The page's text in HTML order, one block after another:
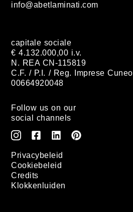
info@abetlaminati.com
capitale sociale
€ 4.132.000,00 i.v.
N. REA CN-115819
C.F. / P.I. / Reg. Imprese Cuneo
00664920048
Follow us on our
social channels
Privacybeleid
Cookiebeleid
Credits
Klokkenluiden